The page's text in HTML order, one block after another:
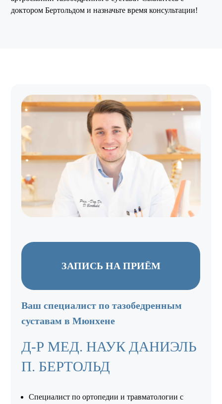
доктором Бертольдом и назначьте время консультации!
ЗАПИСЬ НА ПРИЁМ
Ваш специалист по тазобедренным
суставам в Мюнхене
Д-Р МЕД. НАУК ДАНИЭЛЬ
П. БЕРТОЛЬД
Специалист по ортопедии и травматологии с